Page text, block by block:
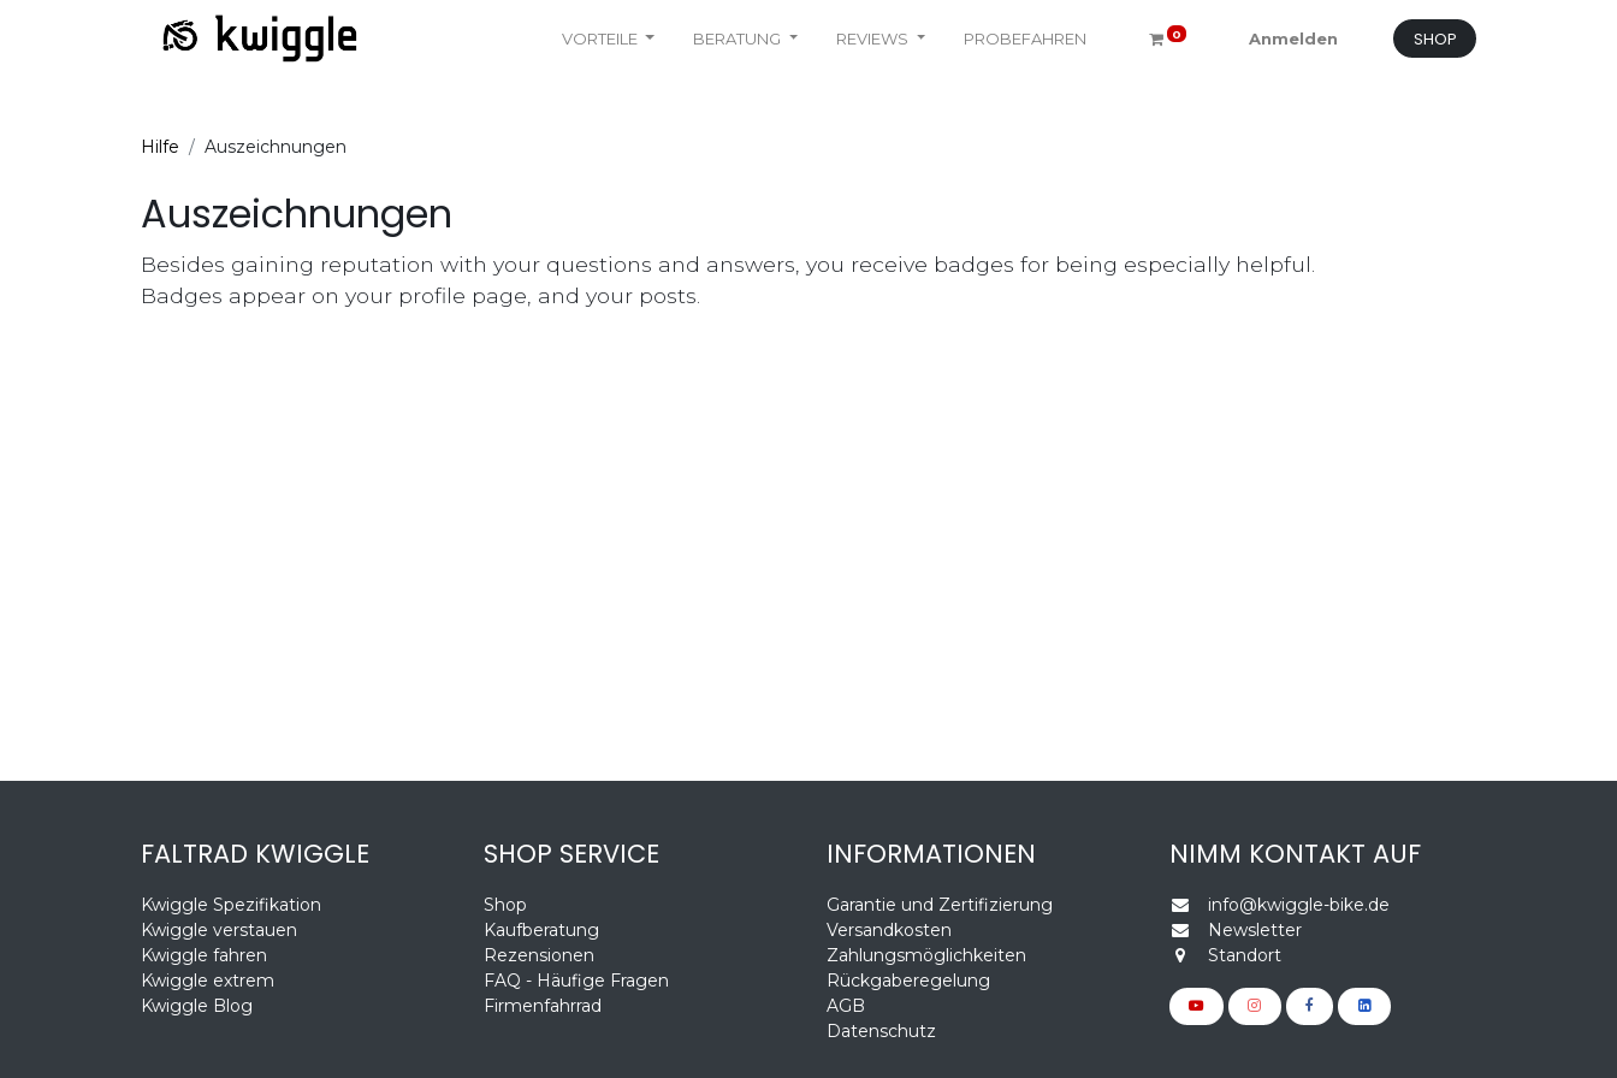
VORTEILE BERATUNG REVIEWS PROBEFAHREN 0 Anmelden SHOP
Hilfe Auszeichnungen
Auszeichnungen
Besides gaining reputation with your questions and answers, you receive badges for being especially helpful.
Badges appear on your profile page, and your posts.
FALTRAD KWIGGLE
Kwiggle Spezifikation
Kwiggle verstauen
Kwiggle fahren
Kwiggle extrem
Kwiggle Blog
SHOP SERVICE
Shop
Kaufberatung
Rezensionen
FAQ - Häufige Fragen
Firmenfahrrad
INFORMATIONEN
Garantie und Zertifizierung
Versandkosten
Zahlungsmöglichkeiten
Rückgaberegelung
AGB
Datenschutz
NIMM KONTAKT AUF
info@kwiggle-bike.de
Newsletter
Standort